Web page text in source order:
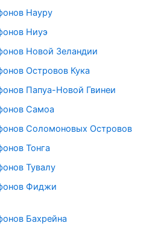
Науру
Ниуэ
Новой Зеландии
Островов Кука
Папуа-Новой Гвинеи
Самоа
Соломоновых Островов
Тонга
Тувалу
Фиджи
Бахрейна